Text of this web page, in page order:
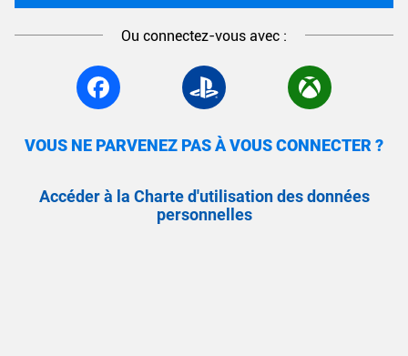
Ou connectez-vous avec :
VOUS NE PARVENEZ PAS À VOUS CONNECTER ?
Accéder à la Charte d'utilisation des données
personnelles